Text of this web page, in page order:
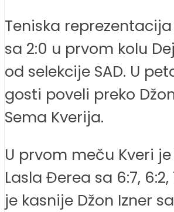
Teniska
sa 2:0 u prvom kolu
od selekcije SAD. U
gosti poveli preko
Sema Kverija.
U prvom meču Kveri
Lasla Đerea sa 6:7, 6:2,
je kasnije Džon Izner